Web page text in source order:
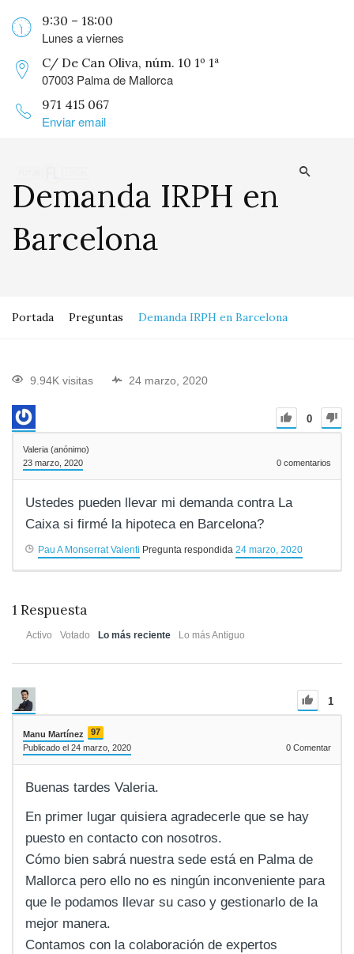
9:30 – 18:00
Lunes a viernes
C/ De Can Oliva, núm. 10 1º 1ª
07003 Palma de Mallorca
971 415 067
Enviar email
Demanda IRPH en
Barcelona
Portada Preguntas Demanda IRPH en Barcelona
9.94K visitas 24 marzo, 2020
0
Valeria (anónimo)
23 marzo, 2020
0 comentarios
Ustedes pueden llevar mi demanda contra La
Caixa si firmé la hipoteca en Barcelona?
Pau A Monserrat Valenti Pregunta respondida 24 marzo, 2020
1 Respuesta
Activo Votado Lo más reciente Lo más Antiguo
1
Manu Martínez
97
Publicado el 24 marzo, 2020
0 Comentar
Buenas tardes Valeria.
En primer lugar quisiera agradecerle que se hay
puesto en contacto con nosotros.
Cómo bien sabrá nuestra sede está en Palma de
Mallorca pero ello no es ningún inconveniente para
que le podamos llevar su caso y gestionarlo de la
mejor manera.
Contamos con la colaboración de expertos